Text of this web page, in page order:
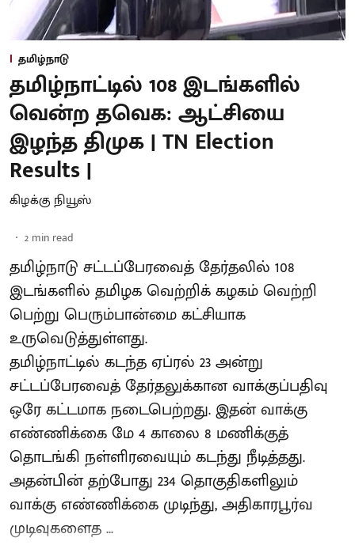
தமிழ்நாடு
தமிழ்நாட்டில் 108 இடங்களில்
வென்ற தவெக: ஆட்சியை
இழந்த திமுக | TN Election
Results |
கிழக்கு நியூஸ்
2 min read
தமிழ்நாடு சட்டப்பேரவைத் தேர்தலில் 108
இடங்களில் தமிழக வெற்றிக் கழகம் வெற்றி
பெற்று பெரும்பான்மை கட்சியாக
உருவெடுத்துள்ளது.
தமிழ்நாட்டில் கடந்த ஏப்ரல் 23 அன்று
சட்டப்பேரவைத் தேர்தலுக்கான வாக்குப்பதிவு
ஒரே கட்டமாக நடைபெற்றது. இதன் வாக்கு
எண்ணிக்கை மே 4 காலை 8 மணிக்குத்
தொடங்கி நள்ளிரவையும் கடந்து நீடித்தது.
அதன்பின் தற்போது 234 தொகுதிகளிலும்
வாக்கு எண்ணிக்கை முடிந்து, அதிகாரபூர்வ
முடிவுகளைத ...